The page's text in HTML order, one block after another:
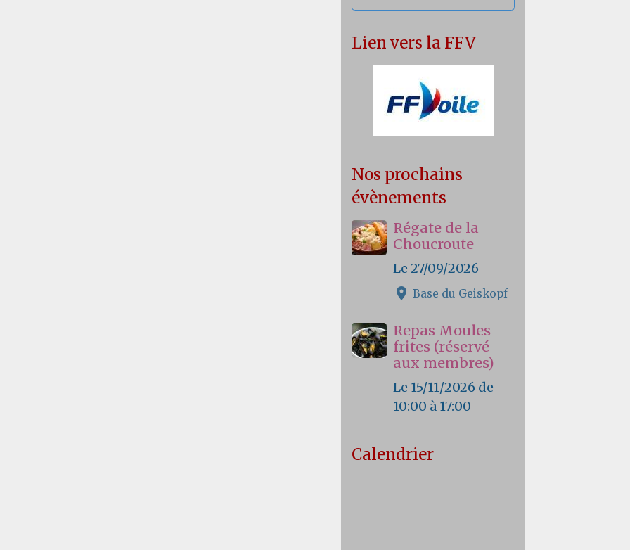
Lien vers la FFV
Nos prochains
évènements
Régate de la
Choucroute
Le 27/09/2026
Base du Geiskopf
Repas Moules
frites (réservé
aux membres)
Le 15/11/2026 de
10:00 à 17:00
Calendrier